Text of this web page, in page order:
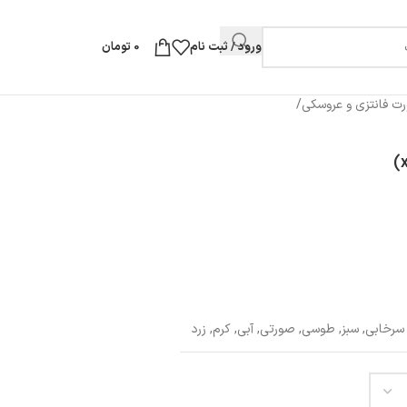
ورود / ثبت نام 0 تومان
فانتزی و عروسکی/
سرخابی,سبز, طوسی, صورتی,آبی,کرم, زرد